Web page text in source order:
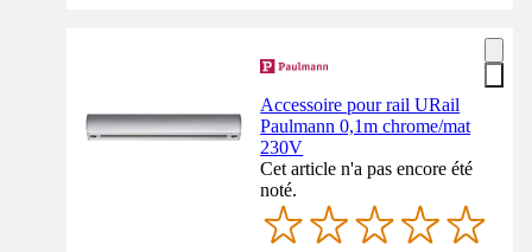
Accessoire pour rail URail
Paulmann 0,1m chrome/mat
230V
Cet article n'a pas encore été
noté.